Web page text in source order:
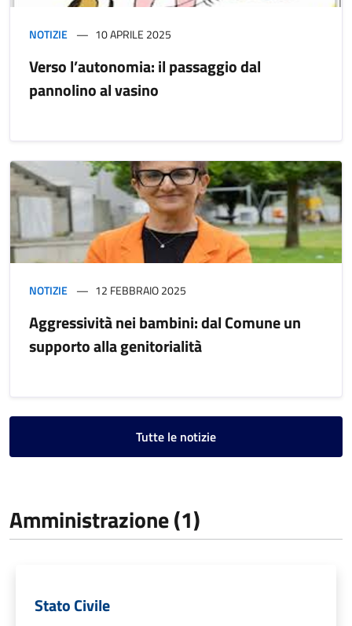
NOTIZIE 10 APRILE 2025
Verso l’autonomia: il passaggio dal
pannolino al vasino
NOTIZIE 12 FEBBRAIO 2025
Aggressività nei bambini: dal Comune un
supporto alla genitorialità
Tutte le notizie
Amministrazione (1)
Stato Civile